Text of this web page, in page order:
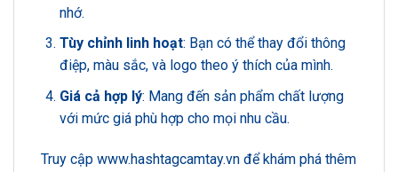
nhớ.
Tùy chỉnh linh hoạt: Bạn có thể thay đổi thông
điệp, màu sắc, và logo theo ý thích của mình.
Giá cả hợp lý: Mang đến sản phẩm chất lượng
với mức giá phù hợp cho mọi nhu cầu.
Truy cập www.hashtagcamtay.vn để khám phá thêm